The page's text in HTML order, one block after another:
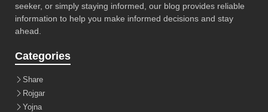
seeker, or simply staying informed, our blog provides reliable
information to help you make informed decisions and stay
ahead.
Categories
Share
Rojgar
Yojna